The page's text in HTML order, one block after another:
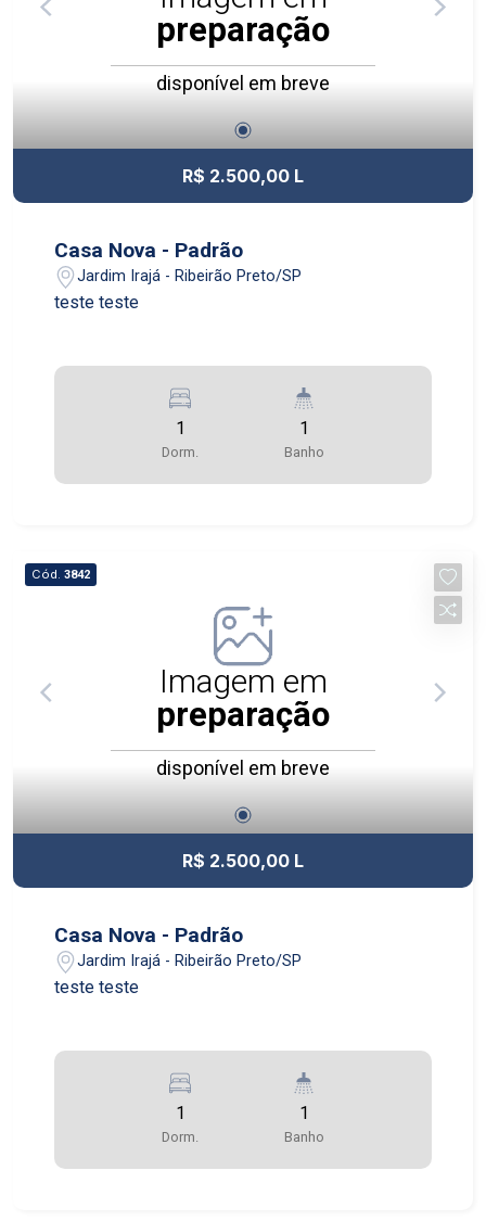
preparação
disponível em breve
R$ 2.500,00 L
Casa Nova - Padrão
Jardim Irajá - Ribeirão Preto/SP
teste teste
1
Dorm.
1
Banho
Cód. 3842
Imagem em
preparação
disponível em breve
R$ 2.500,00 L
Casa Nova - Padrão
Jardim Irajá - Ribeirão Preto/SP
teste teste
1
Dorm.
1
Banho